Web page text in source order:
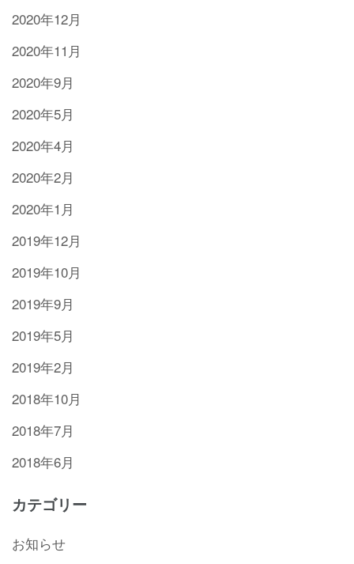
2020年12月
2020年11月
2020年9月
2020年5月
2020年4月
2020年2月
2020年1月
2019年12月
2019年10月
2019年9月
2019年5月
2019年2月
2018年10月
2018年7月
2018年6月
カテゴリー
お知らせ